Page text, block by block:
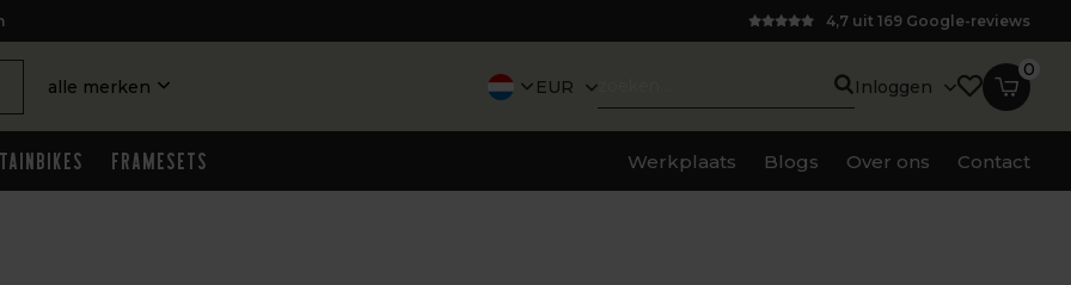
4,7 uit 169 Google-reviews
alle merken EUR Inloggen
0
Framesets Werkplaats Blogs Over ons Contact